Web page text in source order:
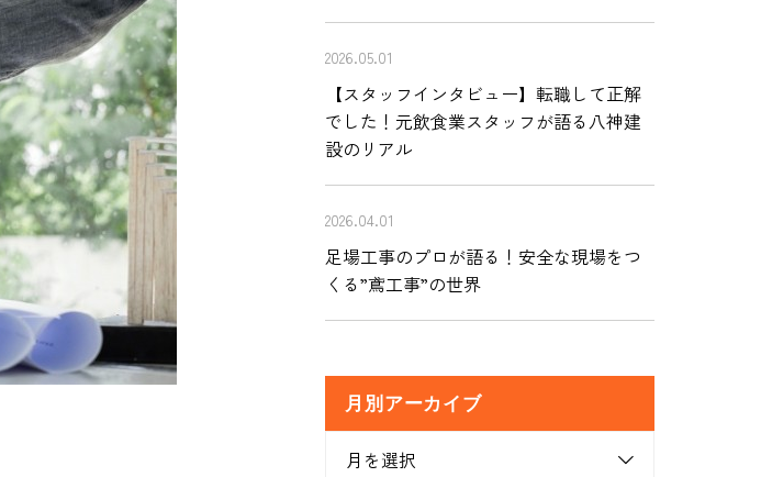
2026.05.01
【スタッフインタビュー】転職して正解
でした！元飲食業スタッフが語る八神建
設のリアル
2026.04.01
足場工事のプロが語る！安全な現場をつ
くる”鳶工事”の世界
月別アーカイブ
月を選択